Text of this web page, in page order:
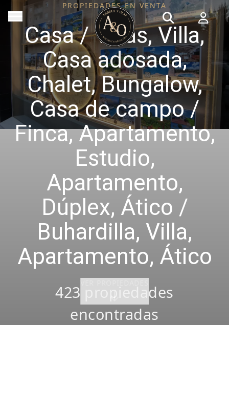
PROPIEDADES EN VENTA
Casa / Villas, Villa,
Casa adosada,
Chalet, Bungalow,
Casa de campo /
Finca, Apartamento,
Estudio,
Apartamento,
Dúplex, Ático /
Buhardilla, Villa,
Apartamento, Ático
423 propiedades
encontradas